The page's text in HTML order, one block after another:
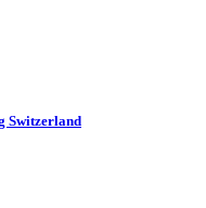
Switzerland